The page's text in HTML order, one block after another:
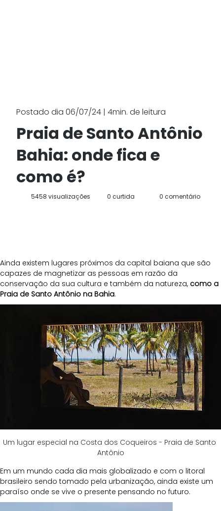
Postado dia 06/07/24 | 4min. de leitura
Praia de Santo Antônio
Bahia: onde fica e
como é?
0 comentário
0 curtida
5458 visualizações
Ainda existem lugares próximos da capital baiana que são
capazes de magnetizar as pessoas em razão da
conservação da sua cultura e também da natureza, como a
Praia de Santo Antônio na Bahia.
Um lugar especial na Costa dos Coqueiros - Praia de Santo
Antônio
Em um mundo cada dia mais globalizado e com o litoral
brasileiro sendo tomado pela urbanização, ainda existe um
paraíso onde se vive o presente pensando no futuro.